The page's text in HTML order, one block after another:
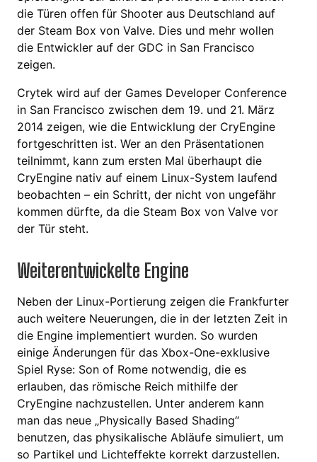
die Türen offen für Shooter aus Deutschland auf
der Steam Box von Valve. Dies und mehr wollen
die Entwickler auf der GDC in San Francisco
zeigen.
Crytek wird auf der Games Developer Conference
in San Francisco zwischen dem 19. und 21. März
2014 zeigen, wie die Entwicklung der CryEngine
fortgeschritten ist. Wer an den Präsentationen
teilnimmt, kann zum ersten Mal überhaupt die
CryEngine nativ auf einem Linux-System laufend
beobachten – ein Schritt, der nicht von ungefähr
kommen dürfte, da die Steam Box von Valve vor
der Tür steht.
Weiterentwickelte Engine
Neben der Linux-Portierung zeigen die Frankfurter
auch weitere Neuerungen, die in der letzten Zeit in
die Engine implementiert wurden. So wurden
einige Änderungen für das Xbox-One-exklusive
Spiel Ryse: Son of Rome notwendig, die es
erlauben, das römische Reich mithilfe der
CryEngine nachzustellen. Unter anderem kann
man das neue „Physically Based Shading“
benutzen, das physikalische Abläufe simuliert, um
so Partikel und Lichteffekte korrekt darzustellen.